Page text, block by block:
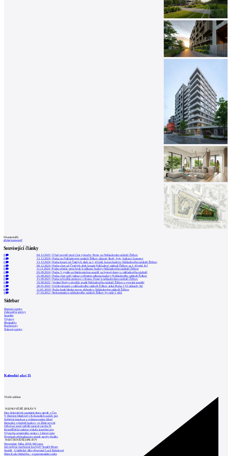
0komentářů
přidat komentář
Související články
0 04.12.2025 |Úřad povolil první část výstavby Penty na Nákladovém nádraží Žižkov
0
13.12.2024 |Praha na Nákladovém nádraží Žižkov plánuje školy, byty, kulturu i komerci
0
13.12.2024 |Praha koupí od Českých drah za 1,43 mld. korun budovu Nákladového nádraží Žižkov
0
09.12.2024 |Praha chce od Českých drah koupit Nákladové nádraží Žižkov za 1,43 mld. Kč
0
11.11.2024 |Praha učinila první krok k odkupu budovy Nákladového nádraží Žižkov
0
03.09.2024 |Praha 3 vypíše architektonickou soutěž na bytové domy u nákladového nádraží
0
25.09.2023 |Praha chce opět jednat o přímém odkupu budovy Nákladového nádraží Žižkov
0
15.09.2023 Praha schválila smlouvu s firmou Finep k nákladovému nádraží Žižkov
0 19.09.2022 |Vedení Prahy schválilo studii Nákladového nádraží Žižkov a vypsání soutěží
0 28.01.2022 |Od developerů z nákladového nádraží Žižkov získá Praha 1,53 miliardy Kč
0 11.03.2019| Praha bude hledat novou dohodu o Nákladovém nádraží Žižkov
4 27.03.2012 |Rekonstrukce nákladového nádraží Žižkov by stála 5 mld.
Sidebar
Domácí zprávy
Zahraniční zprávy
Soutěže
Výstavy
Přednášky
Rozhovory
Tiskové zprávy
Kalendář akcí 15
Vložit událost
NEJNOVĚJŠÍ ZPRÁVY
Den židovských památek dnes otevře v Čes
V Horním Maršově v Krkonoších začaly prá
Světelné instalace a videomapping lákají
Demolici vyhořelé budovy ve Zlíně urychl
Odvolací soud nařídil zastavit stavbu Tr
Kroměřížská radnice získala stavební pov
Výstavba urgentního centra v Liberci ome
Nymburk přehodnocuje záměr stavby školky
NEJČTENĚJŠÍ ZPRÁVY
November Talks 2018: M.Corea
Jak nejlépe navrhnout kuchyň? Soutěž Blum
Soutěž „Umělecké dílo věnované Lucii Bakešové
Dům Karla Hubáčka – experimentální rodin